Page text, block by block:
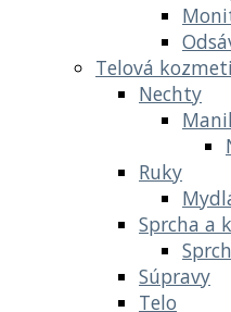
Telová
Nechty
Ruky
Sprcha a
Súpravy
Telo